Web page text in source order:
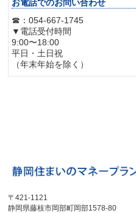
お電話でのお問い合わせ
☎：054-667-1745
▼電話受付時間
9:00〜18:00
平日・土日祝
（年末年始を除く）
〒421-1121
静岡県藤枝市岡部町岡部1578-80